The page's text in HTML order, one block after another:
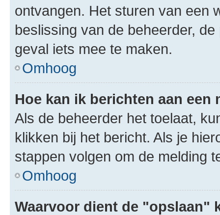
ontvangen. Het sturen van een
beslissing van de beheerder,
geval iets mee te maken.
Omhoog
Hoe kan ik berichten aan een
Als de beheerder het toelaat,
klikken bij het bericht. Als je
stappen volgen om de melding
Omhoog
Waarvoor dient de "opslaan"